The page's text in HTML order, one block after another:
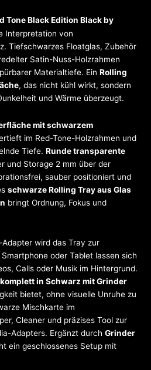
Tone Black Edition Black by
Interpretation von
Tiefschwarzes Floatglas, Zubehör
Satin-Nuss-Holzrahmen
Materialtiefe. EinRolling
, das nicht kühl wirkt, sondern
und Wärme überzeugt.
mit schwarzem
im Red-Tone-Holzrahmen und
Tiefe.Runde transparente
und Storage 2 mm über der
sauber positioniert und
schwarze Rolling Tray aus Glas
bringt Ordnung, Fokus und
wird das Tray zur
oder Tablet lassen sich
Calls oder Musik im Hintergrund.
in Schwarz mit Grinder
bietet, ohne visuelle Unruhe zu
Mischkarte im
Cleaner und präzises Tool zur
Adapters. Ergänzt durchGrinder
ein geschlossenes Setup mit